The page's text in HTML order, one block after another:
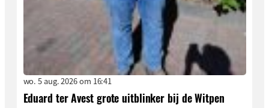
wo. 5 aug. 2026 om 16:41
Eduard ter Avest grote uitblinker bij de Witpen